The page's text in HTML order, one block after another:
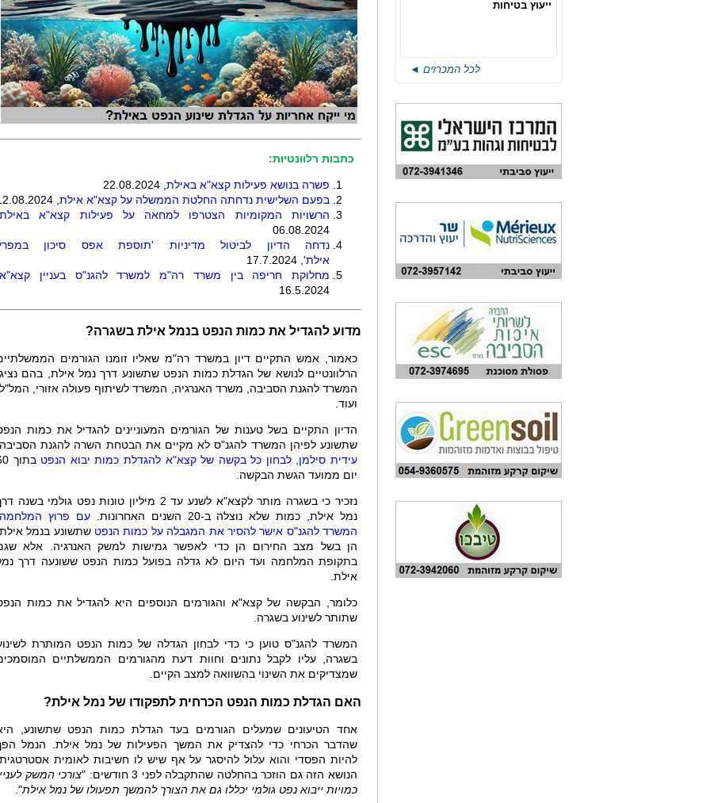
ייעוץ בטיחות
לכל המכרזים ◄
כתבות רלוונטיות:
פשרה בנושא פעילות קצא"א באילת
בפעם השלישית נדחתה החלטת הממשלה על קצא"א אילת
הרשויות המקומיות הצטרפו למחאה על פעילות קצא"א באילת
06.08.2024
נדחה הדיון לביטול מדיניות 'תוספת אפס סיכון
אילת',
מחלוקת חריפה בין משרד רה"מ למשרד להגנ"ס בעניין קצא"א
16.5.2024
מדוע להגדיל את כמות הנפט בנמל אילת בשגרה?
כאמור, אמש התקיים דיון במשרד רה"מ שאליו זומנו הגורמים
הרלוונטיים לנושא של הגדלת כמות הנפט שתשונע דרך נמל אילת, בהם
המשרד להגנת הסביבה, משרד האנרגיה, המשרד לשיתוף פעולה אזורי,
ועוד.
הדיון התקיים בשל טענות של הגורמים המעוניינים להגדיל את כמות
שתשונע לפיהן המשרד להגנ"ס לא מקיים את הבטחת השרה להגנת
עידית סילמן, לבחון כל בקשה של קצא"א להגדלת כמות יבוא הנפט
יום ממועד הגשת הבקשה.
נזכיר כי בשגרה מותר לקצא"א לשנע עד 2 מיליון טונות נפט גולמי בשנה
נמל אילת, כמות שלא נוצלה ב-20 השנים האחרונות.
עם פרוץ
המשרד להגנ"ס אישר להסיר את המגבלה על כמות הנפט שתשונע בנמל
הן בשל מצב החירום הן כדי לאפשר גמישות למשק האנרגיה. אלא
בתקופת המלחמה ועד היום לא גדלה בפועל כמות הנפט ששונעה דרך
אילת.
כלומר, הבקשה של קצא"א והגורמים הנוספים היא להגדיל את כמות
שתותר לשינוע בשגרה.
המשרד להגנ"ס טוען כי כדי לבחון הגדלה של כמות הנפט המותרת
בשגרה, עליו לקבל נתונים וחוות דעת מהגורמים הממשלתיים
שמצדיקים את השינוי בהשוואה למצב הקיים.
האם הגדלת כמות הנפט הכרחית לתפקודו של נמל אילת?
אחד הטיעונים שמעלים הגורמים בעד הגדלת כמות הנפט שתשונע,
שהדבר הכרחי כדי להצדיק את המשך הפעילות של נמל אילת. הנמל
להיות הפסדי והוא עלול להיסגר על אף שיש לו חשיבות לאומית
הנושא הזה גם הוזכר בהחלטה שהתקבלה לפני 3 חודשים: "
צורכי המשק
כמויות ייבוא נפט גולמי יכללו גם את הצורך להמשך תפעולו של נמל אילת".